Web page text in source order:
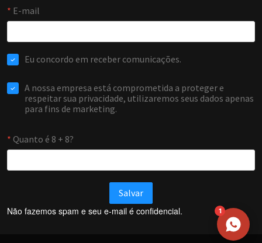
Não fazemos spam e seu e-mail é confidencial.
WHATSAPP / TELEFONE
1